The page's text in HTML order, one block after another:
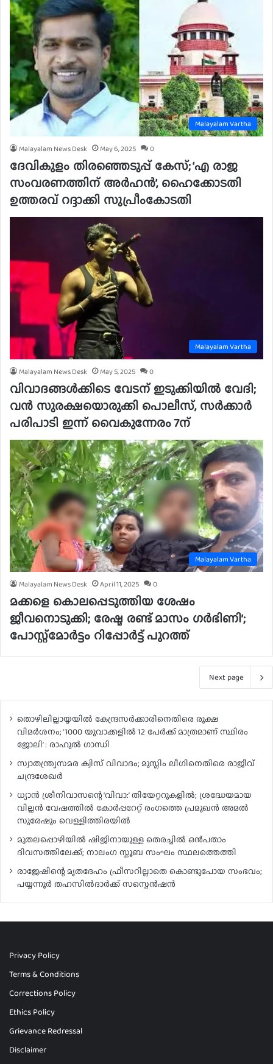
Malayalam Vartha
Malayalam News Desk May 6, 2025 0
ദേവികുളം തിരഞ്ഞെടുപ്പ് കേസ്; ‘എ രാജ
സംവരണത്തിന് അർഹൻ’, ഹൈക്കോടതി
ഉത്തരവ് റദ്ദാക്കി സുപ്രീംകോടതി
Malayalam Vartha
Malayalam News Desk May 5, 2025 0
വിവാദങ്ങൾക്കിടെ വേടന് ഇടുക്കിയിൽ വേദി;
വൻ സുരക്ഷയൊരുക്കി പൊലീസ്, സര്‍ക്കാര്‍
പരിപാടി ഇന്ന് വൈകുന്നേരം 7ന്
Malayalam Vartha
Malayalam News Desk April 11, 2025 0
മക്കളെ കൊലപ്പെടുത്തിയ ശേഷം
ജീവനൊടുക്കി; രേഷ്മ രണ്ട് മാസം ഗര്‍ഭിണി’;
പോസ്റ്റ്‌മോര്‍ട്ടം റിപ്പോര്‍ട്ട് പുറത്ത്
Next page
തൊഴിലില്ലായ്മയിൽ കേന്ദ്രസർക്കാരിനെതിരെ രൂക്ഷ
വിമർശനം; ‘1000 യുവാക്കളിൽ 12 പേർക്ക് മാത്രമാണ് സ്ഥിരം
ജോലി’ : രാഹുൽ ഗാന്ധി
സ്വാതന്ത്ര്യസമര ക്വിസ് വിവാദം; മുസ്ലിം ലീഗിനെതിരെ രാജീവ്
ചന്ദ്രശേഖർ
ധ്യാൻ ശ്രീനിവാസന്റെ ‘വിവാ:’ തിയേറ്ററുകളിൽ; ശ്രദ്ധേയമായ
വില്ലൻ വേഷത്തിൽ കോർപ്പറേറ്റ് രംഗത്തെ പ്രമുഖൻ അമൽ
സുരേഷും വെള്ളിത്തിരയിൽ
മുതലപ്പൊഴിയിൽ ഷിജിനായുള്ള തെരച്ചിൽ ഒൻപതാം
ദിവസത്തിലേക്ക്; നാലംഗ സ്കൂബ സംഘം സ്ഥലത്തെത്തി
രാജേഷിന്റെ മൃതദേഹം ഫ്രീസറില്ലാതെ കൊണ്ടുപോയ സംഭവം;
പയ്യന്നൂർ തഹസിൽദാർക്ക് സസ്പെൻഷൻ
Privacy Policy
Terms & Conditions
Corrections Policy
Ethics Policy
Grievance Redressal
Disclaimer